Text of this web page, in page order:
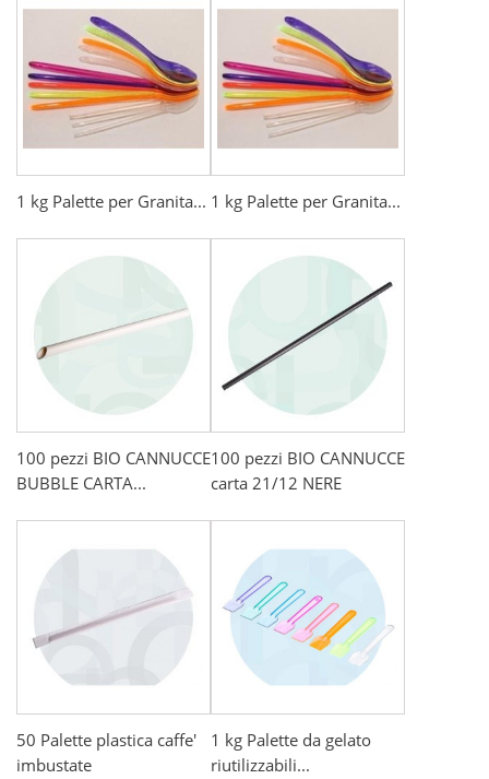
1 kg Palette per Granita... 1 kg Palette per Granita...
100 pezzi BIO CANNUCCE
BUBBLE CARTA...
100 pezzi BIO CANNUCCE
carta 21/12 NERE
50 Palette plastica caffe'
imbustate
1 kg Palette da gelato
riutilizzabili...